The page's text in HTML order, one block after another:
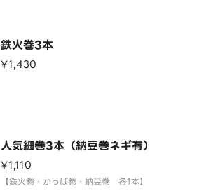
鉄火巻3本
¥1,430
人気細巻3本（納豆巻ネギ有）
¥1,110
【鉄火巻・かっぱ巻・納豆巻 各1本】